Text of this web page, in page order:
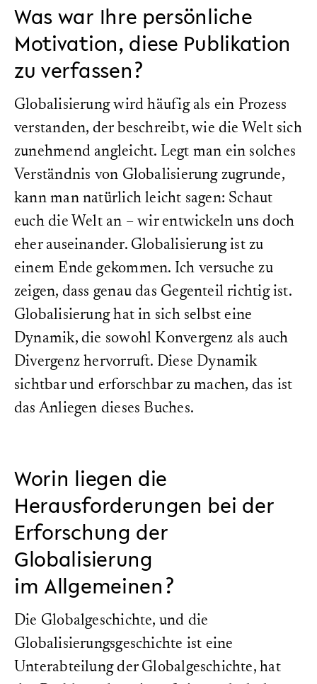
Was war Ihre persönliche
Motivation, diese Publikation
zu verfassen?
Globalisierung wird häufig als ein Prozess
verstanden, der beschreibt, wie die Welt sich
zunehmend angleicht. Legt man ein solches
Verständnis von Globalisierung zugrunde,
kann man natürlich leicht sagen: Schaut
euch die Welt an – wir entwickeln uns doch
eher auseinander. Globalisierung ist zu
einem Ende gekommen. Ich versuche zu
zeigen, dass genau das Gegenteil richtig ist.
Globalisierung hat in sich selbst eine
Dynamik, die sowohl Konvergenz als auch
Divergenz hervorruft. Diese Dynamik
sichtbar und erforschbar zu machen, das ist
das Anliegen dieses Buches.
Worin liegen die
Herausforderungen bei der
Erforschung der
Globalisierung
im Allgemeinen?
Die Globalgeschichte, und die
Globalisierungsgeschichte ist eine
Unterabteilung der Globalgeschichte, hat